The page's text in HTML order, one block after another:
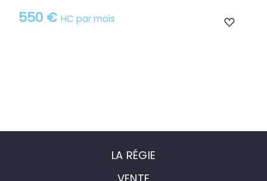
550 € HC par mois
LA RÉGIE